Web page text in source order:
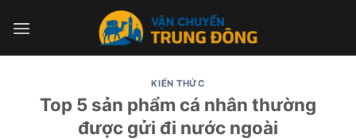
KIẾN THỨC
Top 5 sản phẩm cá nhân thường
được gửi đi nước ngoài